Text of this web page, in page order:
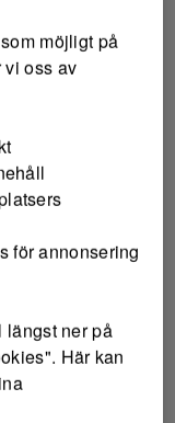
möjligt på
vi oss av
för annonsering
längst ner på
Här kan